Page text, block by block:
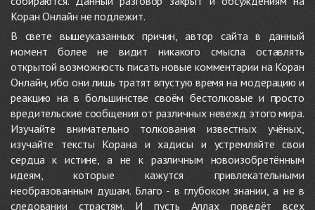
Коран Онлайн не подлежит.
В свете вышеуказанных причин, автор сайта в данный
момент более не видит никакого смысла оставлять
открытой возможность писать новые комментарии на Коран
Онлайн, ибо они лишь тратят впустую время на модерацию и
реакцию на в большинстве своём бестолковые и просто
вредительские сообщения от различных невежд этого мира.
Изучайте внимательно толкования известных учёных,
изучайте тексты Корана и хадисы и устремляйте свои
сердца к истине, а не к различным новоизобретённым
идеям, которые кажутся привлекательными
необразованным душам. Благо - в глубоком знании, а не в
следовании страстям. И пусть Аллах поведёт всех